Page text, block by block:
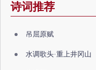
诗词推荐
吊屈原赋
水调歌头·重上井冈山